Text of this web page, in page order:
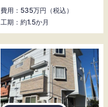
費用：535万円（税込）
工期：約1.5か月